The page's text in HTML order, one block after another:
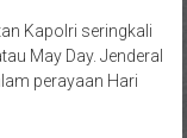
Kapolri seringkali
May Day. Jenderal
perayaan Hari